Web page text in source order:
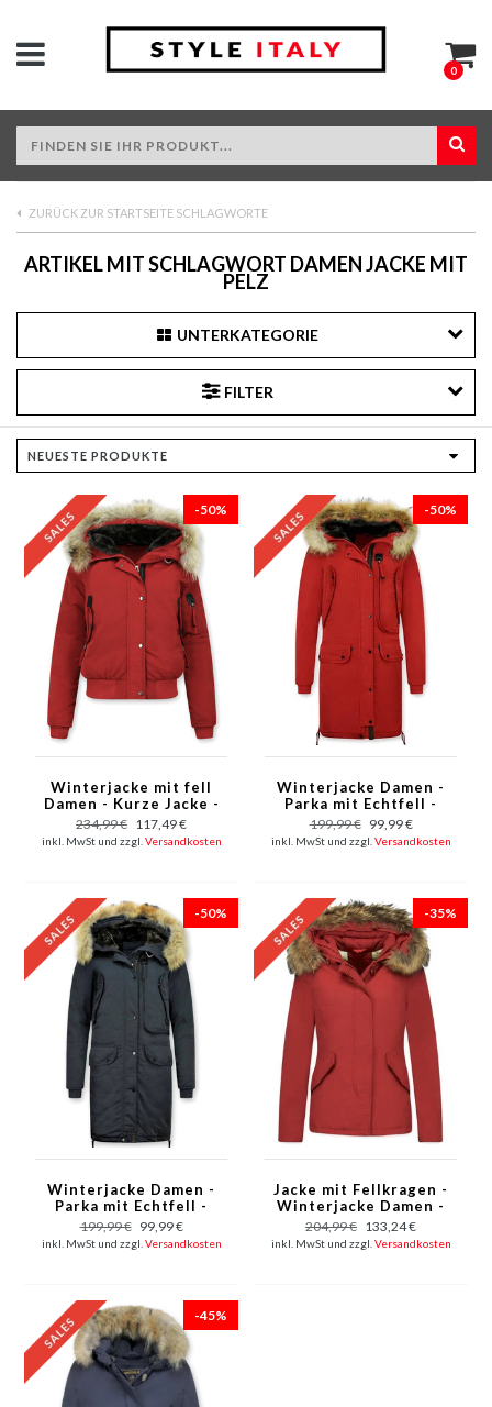
0
ZURÜCK ZUR STARTSEITE SCHLAGWORTE
ARTIKEL MIT SCHLAGWORT DAMEN JACKE MIT
PELZ
UNTERKATEGORIE
FILTER
-50%
Winterjacke mit fell
Damen - Kurze Jacke -
Rot
234,99 € 117,49 €
inkl. MwSt und zzgl. Versandkosten
-50%
Winterjacke Damen -
Parka mit Echtfell -
Rot
199,99 € 99,99 €
inkl. MwSt und zzgl. Versandkosten
-50%
Winterjacke Damen -
Parka mit Echtfell -
Blau
199,99 € 99,99 €
inkl. MwSt und zzgl. Versandkosten
-35%
Jacke mit Fellkragen -
Winterjacke Damen -
Rot
204,99 € 133,24 €
inkl. MwSt und zzgl. Versandkosten
-45%